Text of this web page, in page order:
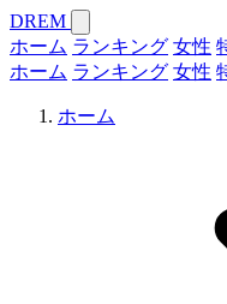
DREM
ホーム ランキング 女性
ホーム ランキング 女性
ホーム